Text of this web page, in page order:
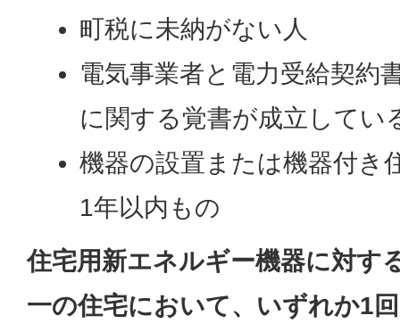
町税に未納がない人
電気事業者と電力受給契約
に関する覚書が成立してい
機器の設置または機器付き
1年以内もの
住宅用新エネルギー機器に対す
一の住宅において、いずれか1